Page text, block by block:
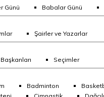
Günü
Babalar Günü
Şairler ve Yazarlar
Seçimler
Badminton